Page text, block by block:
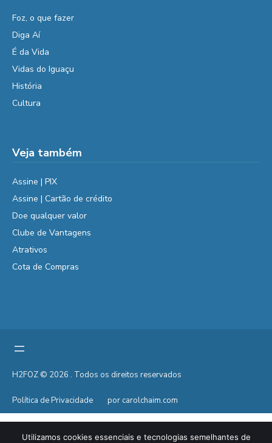
Foz, o que fazer
Diga Aí
É da Vida
Vidas do Iguaçu
História
Cultura
Veja também
Assine | PIX
Assine | Cartão de crédito
Doe qualquer valor
Clube de Vantagens
Atrativos
Cota de Compras
H2FOZ © 2026 . Todos os direitos reservados
Política de Privacidade por carolchaim.com
Utilizamos cookies essenciais e tecnologias semelhantes de